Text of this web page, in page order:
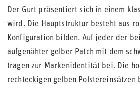
Der Gurt präsentiert sich in einem
wird. Die Hauptstruktur besteht aus
Konfiguration bilden. Auf jeder der
aufgenähter gelber Patch mit dem
tragen zur Markenidentität bei. Die
rechteckigen gelben